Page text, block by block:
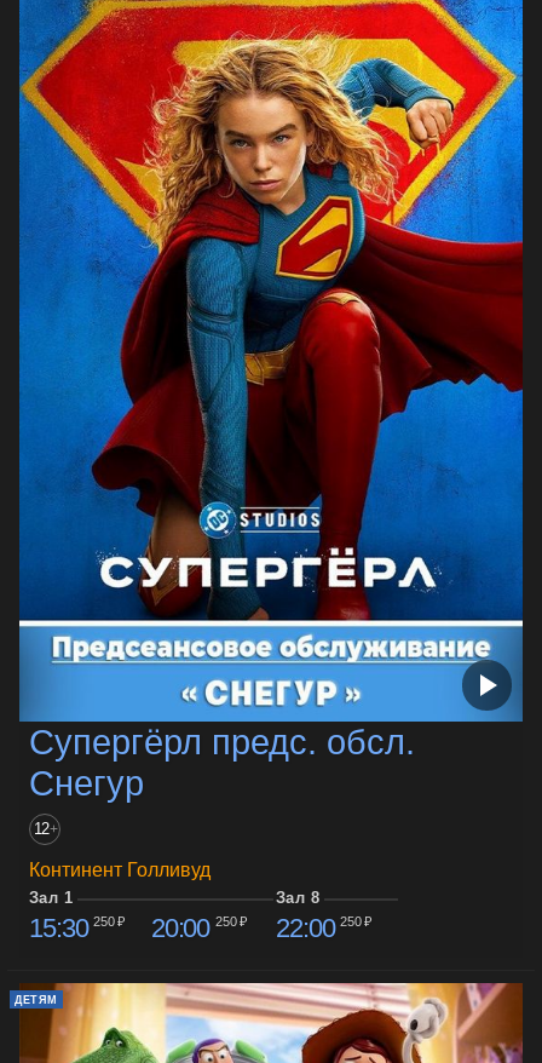
Супергёрл предс. обсл.
Снегур
12+
Континент Голливуд
Зал 1
15:30 250 ₽ 20:00 250 ₽
Зал 8
22:00 250 ₽
ДЕТЯМ